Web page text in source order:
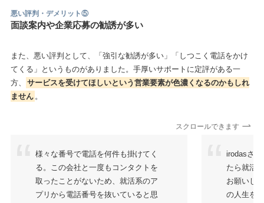
悪い評判・デメリット⑤
面談案内や企業応募の勧誘が多い
また、悪い評判として、「強引な勧誘が多い」「しつこく電話をかけ
てくる」というものがありました。手厚いサポートに定評がある一
方、
サービスを受けてほしいという営業要素が色濃くなるのかもしれ
ません 。
スクロールできます
様々な番号で電話を何件も掛けてく
る。この会社と一度もコンタクトを
取ったことがないため、就活系のア
プリから電話番号を抜いていると思
irodasさ
たら就活
お願いし
の人生を